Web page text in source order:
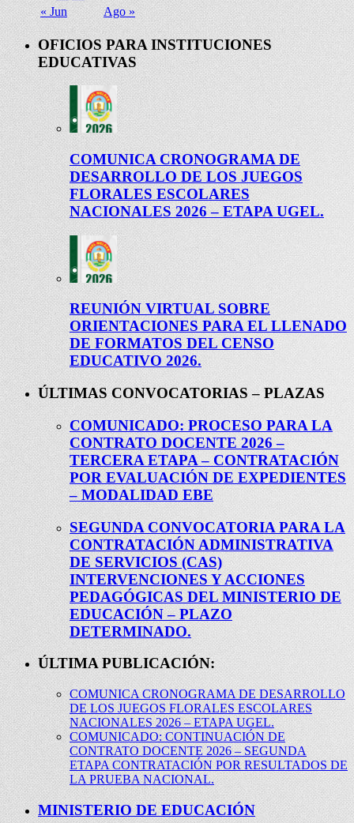
« Jun Ago »
OFICIOS PARA INSTITUCIONES
EDUCATIVAS
COMUNICA CRONOGRAMA DE
DESARROLLO DE LOS JUEGOS
FLORALES ESCOLARES
NACIONALES 2026 – ETAPA UGEL.
REUNIÓN VIRTUAL SOBRE
ORIENTACIONES PARA EL LLENADO
DE FORMATOS DEL CENSO
EDUCATIVO 2026.
ÚLTIMAS CONVOCATORIAS – PLAZAS
COMUNICADO: PROCESO PARA LA
CONTRATO DOCENTE 2026 –
TERCERA ETAPA – CONTRATACIÓN
POR EVALUACIÓN DE EXPEDIENTES
– MODALIDAD EBE
SEGUNDA CONVOCATORIA PARA LA
CONTRATACIÓN ADMINISTRATIVA
DE SERVICIOS (CAS)
INTERVENCIONES Y ACCIONES
PEDAGÓGICAS DEL MINISTERIO DE
EDUCACIÓN – PLAZO
DETERMINADO.
ÚLTIMA PUBLICACIÓN:
COMUNICA CRONOGRAMA DE DESARROLLO
DE LOS JUEGOS FLORALES ESCOLARES
NACIONALES 2026 – ETAPA UGEL.
COMUNICADO: CONTINUACIÓN DE
CONTRATO DOCENTE 2026 – SEGUNDA
ETAPA CONTRATACIÓN POR RESULTADOS DE
LA PRUEBA NACIONAL.
MINISTERIO DE EDUCACIÓN